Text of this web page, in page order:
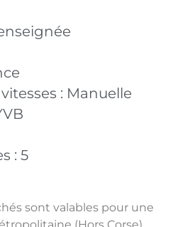
: Manuelle
: 5
sont valables pour une